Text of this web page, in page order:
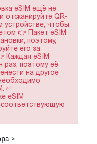
eSIM ещё не
отсканируйте QR-
устройстве, чтобы
👉 Пакет eSIM
поэтому,
его за
Каждая eSIM
раз, поэтому её
на другое
✅
eSIM
>